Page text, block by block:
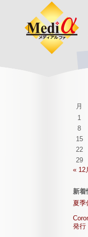
月
1
8
15
22
29
« 12
新着
夏季
発行